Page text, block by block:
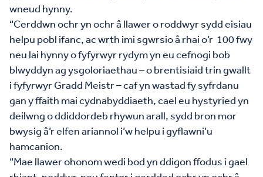
wneud hynny.
“Cerddwn ochr yn ochr â llawer o roddwyr sydd eisiau
helpu pobl ifanc, ac wrth imi sgwrsio â rhai o’r 100 fwy
neu lai hynny o fyfyrwyr rydym yn eu cefnogi bob
blwyddyn ag ysgoloriaethau – o brentisiaid trin gwallt
i fyfyrwyr Gradd Meistr – caf yn wastad fy syfrdanu
gan y ffaith mai cydnabyddiaeth, cael eu hystyried yn
deilwng o ddiddordeb rhywun arall, sydd bron mor
bwysig â’r elfen ariannol i’w helpu i gyflawni’u
hamcanion.
“Mae llawer ohonom wedi bod yn ddigon ffodus i gael